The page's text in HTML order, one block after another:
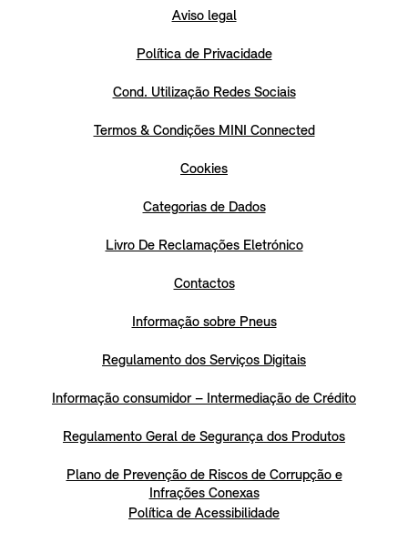
Aviso legal
Política de Privacidade
Cond. Utilização Redes Sociais
Termos & Condições MINI Connected
Cookies
Categorias de Dados
Livro De Reclamações Eletrónico
Contactos
Informação sobre Pneus
Regulamento dos Serviços Digitais
Informação consumidor – Intermediação de Crédito
Regulamento Geral de Segurança dos Produtos
Plano de Prevenção de Riscos de Corrupção e
Infrações Conexas
Política de Acessibilidade